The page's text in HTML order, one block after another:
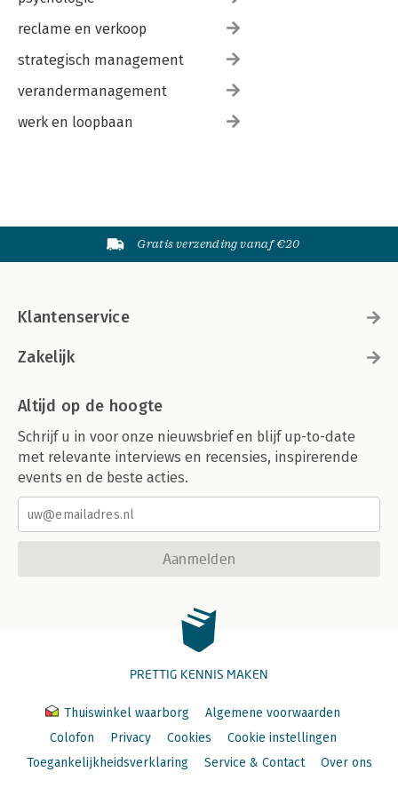
reclame en verkoop
strategisch management
verandermanagement
werk en loopbaan
Gratis verzending vanaf €20
Klantenservice
Zakelijk
Altijd op de hoogte
Schrijf u in voor onze nieuwsbrief en blijf up-to-date
met relevante interviews en recensies, inspirerende
events en de beste acties.
Aanmelden
PRETTIG KENNIS MAKEN
Thuiswinkel waarborg
Algemene voorwaarden
Colofon
Privacy Cookies
Cookie instellingen
Toegankelijkheidsverklaring
Service & Contact Over ons